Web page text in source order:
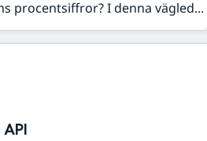
procentsiffror? I denna vägled...